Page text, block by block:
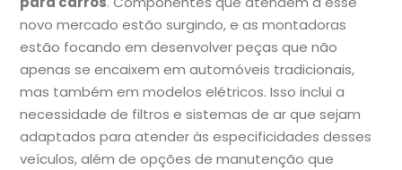
novo mercado estão surgindo, e as montadoras
estão focando em desenvolver peças que não
apenas se encaixem em automóveis tradicionais,
mas também em modelos elétricos. Isso inclui a
necessidade de filtros e sistemas de ar que sejam
adaptados para atender às especificidades desses
veículos, além de opções de manutenção que